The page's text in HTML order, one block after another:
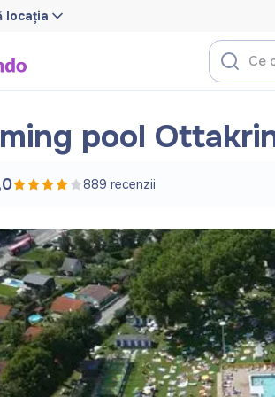
locația
pool
889 recenzii